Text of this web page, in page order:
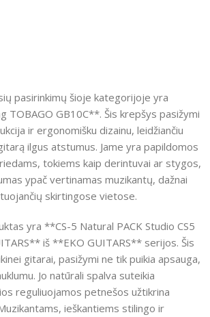
pasirinkimų šioje kategorijoje yra
TOBAGO GB10C**. Šis krepšys pasižymi
ir ergonomišku dizainu, leidžiančiu
ilgus atstumus. Jame yra papildomos
tokiems kaip derintuvai ar stygos,
ypač vertinamas muzikantų, dažnai
skirtingose vietose.
yra **CS-5 Natural PACK Studio CS5
iš **EKO GUITARS** serijos. Šis
gitarai, pasižymi ne tik puikia apsauga,
Jo natūrali spalva suteikia
reguliuojamos petnešos užtikrina
ieškantiems stilingo ir